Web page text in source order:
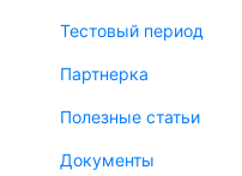
Тестовый период
Партнерка
Полезные статьи
Документы